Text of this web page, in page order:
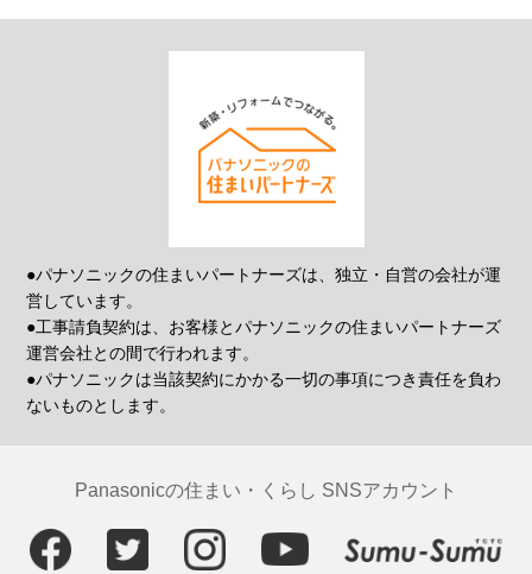
●パナソニックの住まいパートナーズは、独立・自営の会社が運
営しています。
●工事請負契約は、お客様とパナソニックの住まいパートナーズ
運営会社との間で行われます。
●パナソニックは当該契約にかかる一切の事項につき責任を負わ
ないものとします。
Panasonicの住まい・くらし SNSアカウント